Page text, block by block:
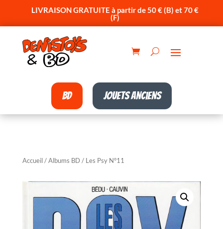
LIVRAISON GRATUITE à partir de 50 € (B) et 70 €
(F)
BD Jouets anciens
Accueil/Albums BD / Les Psy N°11